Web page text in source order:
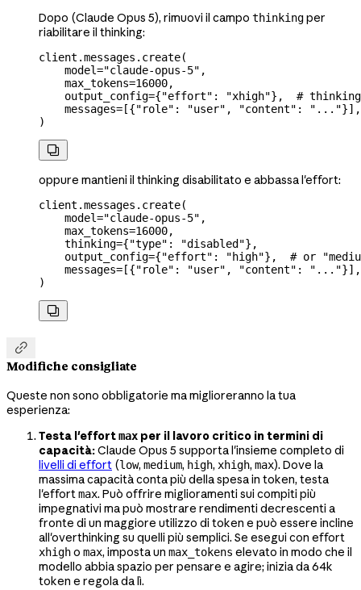
Dopo (Claude Opus 5), rimuovi il campo thinkingper
riabilitare il thinking:
client.messages.create(
    model
="claude-opus-5" ,
    max_tokens
=16000,
    output_config
={"effort" : "xhigh"}, #
    messages
= [{"role" : "user" , "content" : "..."}],
)

oppure mantieni il thinking disabilitato e abbassa l'effort:
client.messages.create(
    model
="claude-opus-5" ,
    max_tokens
=16000,
    thinking
={"type" : "disabled"},
    output_config
={"effort" : "high"}, # or
    messages
= [{"role" : "user" , "content" : "..."}],
)


Modifiche consigliate
Queste non sono obbligatorie ma miglioreranno la tua
esperienza:
Testa l'effortmax per il lavoro critico in termini di
capacità:Claude Opus 5 supporta l'insieme completo di
livelli di effort (low, medium, high, xhigh, max). Dove la
massima capacità conta più della spesa in token, testa
l'effortmax. Può offrire miglioramenti sui compiti più
impegnativi ma può mostrare rendimenti decrescenti a
fronte di un maggiore utilizzo di token e può essere incline
all'overthinking su quelli più semplici. Se esegui con effort
xhigho max, imposta un max_tokens elevato in modo che il
modello abbia spazio per pensare e agire; inizia da 64k
token e regola da lì.